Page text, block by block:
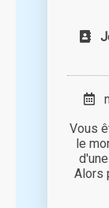
Vous
le
Alors